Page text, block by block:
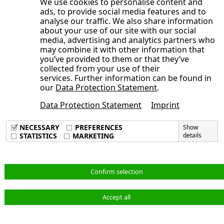
ads, to provide social media features and to
analyse our traffic. We also share information
about your use of our site with our social
media, advertising and analytics partners who
may combine it with other information that
you’ve provided to them or that they’ve
collected from your use of their
services. Further information can be found in
our Data Protection Statement.
Data Protection Statement
Imprint
NECESSARY
PREFERENCES
STATISTICS
MARKETING
Show
details
Confirm selection
Accept all
Kundenzuordnung zu Industrien
und Auswirkungen auf
Umsatzdarlegung in den
strategischen Geschäftseinheiten
Imprint
Data Privacy Policy
Terms & Conditions
Deutsch
© NORMA Group 2026